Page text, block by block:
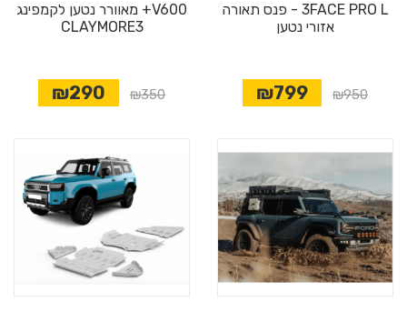
3FACE PRO L - פנס תאורה
אזורי נטען
₪950
₪799
V600+ מאוורר נטען לקמפינג
CLAYMORE3
₪350
₪290